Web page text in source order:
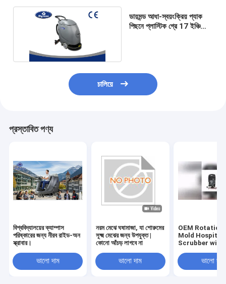
ডায়মন্ড আধা-স্বয়ংক্রিয় প্যাক
পিছনে প্লাস্টিক গ্রে 17 ইঞ্চি
চালিয়ে
প্রস্তাবিত পণ্য
বিশ্ববিদ্যালয়ের ক্যাম্পাস
পরিষ্কারের জন্য নীরব রাইড-অন
স্ক্রাবার।
ভালো দাম
নরম মেঝে ঘষামাজা, যা শোরুমের
সূক্ষ্ম মেঝের জন্য উপযুক্ত |
কোনো আঁচড় লাগবে না
ভালো দাম
OEM
Mold Hospital
Scrubber with
Certification
ভালো দাম